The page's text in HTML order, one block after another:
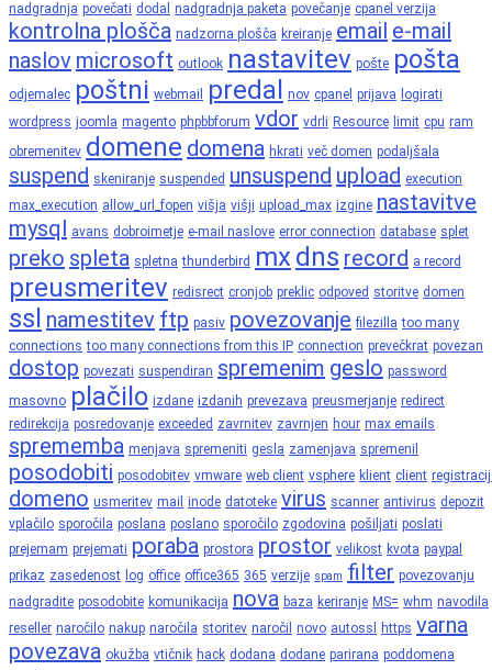
nadgradnja povečati dodal nadgradnja paketa povečanje cpanel verzija
kontrolna plošča nadzorna plošča kreiranje email e-mail
naslov microsoft outlook nastavitev pošte pošta
odjemalec poštni webmail predal nov cpanel prijava
logirati
wordpress joomla magento phpbbforum vdor vdrli Resource limit cpu ram
obremenitev domene domena hkrati več domen podaljšala
suspend skeniranje suspended unsuspend upload execution
max_execution allow_url_fopen višja višji upload_max izgine nastavitve
mysql avans dobroimetje e-mail naslove error connection database splet
preko spleta spletna thunderbird mx dns record a record
preusmeritev redisrect cronjob preklic odpoved storitve domen
ssl namestitev ftp pasiv povezovanje filezilla too many
connections too many connections from this IP connection prevečkrat povezan
dostop povezati suspendiran spremenim geslo password
masovno plačilo izdane izdanih prevezava preusmerjanje redirect
redirekcija posredovanje exceeded zavrnitev zavrnjen hour max emails
sprememba menjava spremeniti gesla zamenjava spremenil
posodobiti posodobitev vmware web client vsphere klient client
domeno usmeritev mail inode datoteke virus scanner antivirus depozit
vplačilo sporočila poslana poslano sporočilo zgodovina pošiljati poslati
prejemam prejemati poraba prostora prostor velikost kvota paypal
prikaz zasedenost log office office365 365 verzije spam filter povezovanju
nadgradite posodobite komunikacija nova baza keriranje MS= whm navodila
reseller naročilo nakup naročila storitev naročil novo autossl https varna
povezava okužba vtičnik hack dodana dodane parirana poddomena